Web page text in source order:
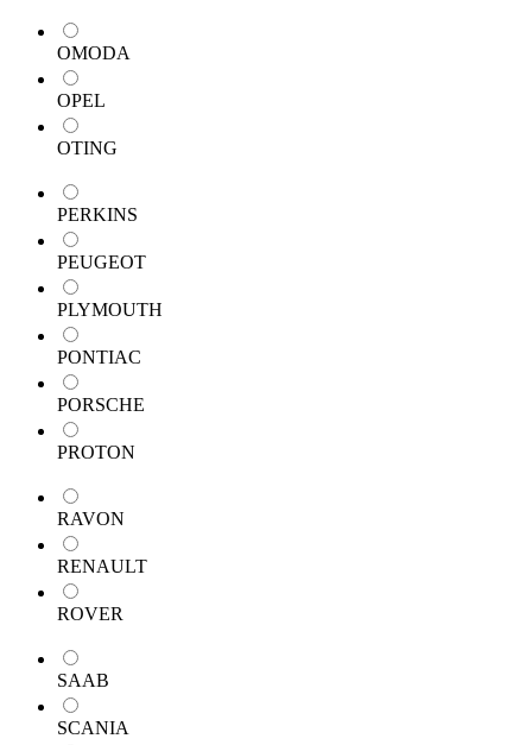
OMODA
OPEL
OTING
PERKINS
PEUGEOT
PLYMOUTH
PONTIAC
PORSCHE
PROTON
RAVON
RENAULT
ROVER
SAAB
SCANIA